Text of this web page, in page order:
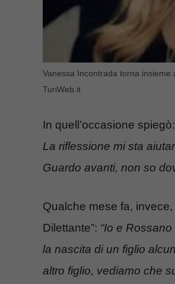
Vanessa Incontrada torna
TuriWeb.it
In quell’occasione spiegò:
La riflessione mi sta
Guardo avanti, non so
Qualche mese fa,
Dilettante”: “Io e
la nascita di un figlio
altro figlio, vediamo che